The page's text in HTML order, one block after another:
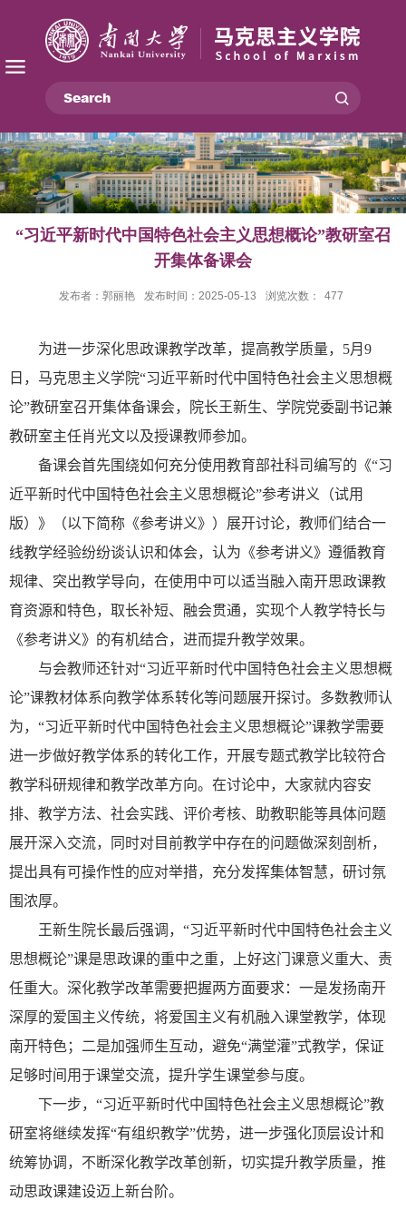
“习近平新时代中国特色社会主义思想概论”教研室召
开集体备课会
发布者：郭丽艳 发布时间：2025-05-13 浏览次数： 477
为进一步深化思政课教学改革， 提高教学质量， 5月 9
日，马克思主义学院“习近平新时代中国特色社会主义思想概
论”教研室召开集体备课会，院长王新生、 学院党委副书记兼
教研室主任肖光文以及授课教师参加。
备课会首先围绕如何充分使用教育部社科司编写的《“习
近平新时代中国特色社会主义思想概论”参考讲义（试用
版）》
（以下简称《参考讲义》）展开讨论， 教师们结合一
线教学经验纷纷谈认识和体会，认为 《参考讲义》 遵循教育
规律、突出教学导向，在使用中可以适当融入南开思政课教
育资源和特色，取长补短、融会贯通，实现个人教学特长与
《参考讲义》的有机结合，进而提升教学效果。
与会教师还针对“习近平新时代中国特色社会主义思想概
论”课教材体系向教学体系转化等问题展开探讨。多数教师认
为，“习近平新时代中国特色社会主义思想概论”课教学需要
进一步做好教学体系的转化工作，开展专题式教学比较符合
教学科研规律和教学改革方向。在讨论中，大家就内容安
排、教学方法、社会实践、评价考核、助教职能等具体问题
展开深入交流，同时对目前教学中存在的问题做深刻剖析，
提出具有可操作性的应对举措，充分发挥集体智慧，研讨氛
围浓厚。
王新生院长最后强调，“习近平新时代中国特色社会主义
思想概论”课是思政课的重中之重，上好这门课意义重大、责
任重大。深化教学改革需要把握两方面要求：一是发扬南开
深厚的爱国主义传统，将爱国主义有机融入课堂教学，体现
南开特色；二是加强师生互动，避免“满堂灌”式教学，保证
足够时间用于课堂交流，提升学生课堂参与度。
下一步，“习近平新时代中国特色社会主义思想概论”教
研室将继续发挥“有组织教学”优势，进一步强化顶层设计和
统筹协调，不断深化教学改革创新，切实提升教学质量，推
动思政课建设迈上新台阶。